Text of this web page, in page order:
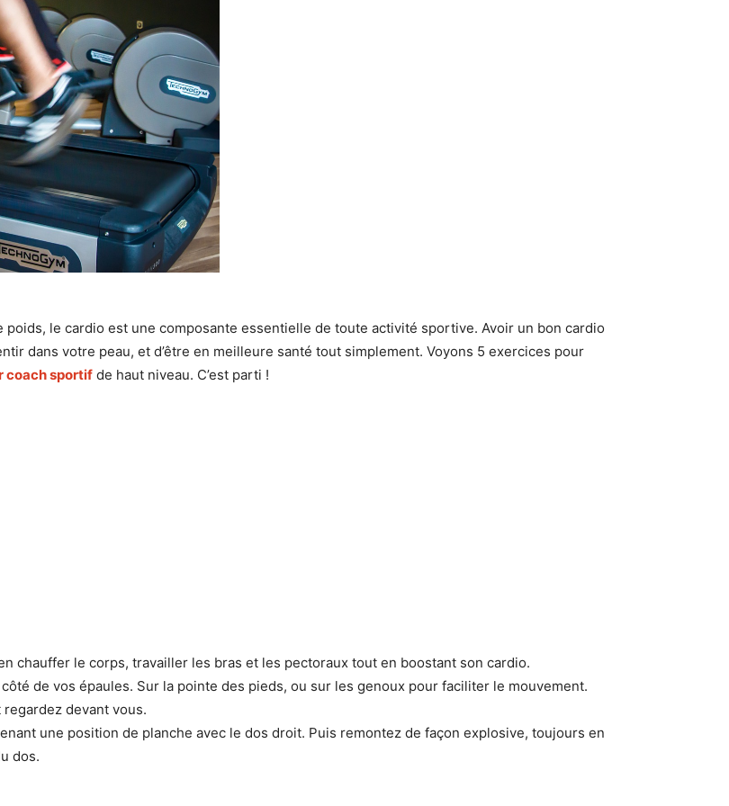
le cardio est une composante essentielle de toute activité sportive. Avoir un bon cardio
dans votre peau, et d’être en meilleure santé tout simplement. Voyons 5 exercices pour
coach sportif de haut niveau. C’est parti !
chauffer le corps, travailler les bras et les pectoraux tout en boostant son cardio.
de vos épaules. Sur la pointe des pieds, ou sur les genoux pour faciliter le mouvement.
devant vous.
une position de planche avec le dos droit. Puis remontez de façon explosive, toujours en
dos.